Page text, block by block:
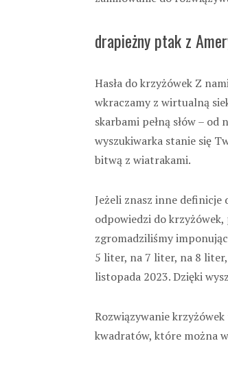
drapieżny ptak z
Hasła do krzyżówek Z
wkraczamy z wirtualną
skarbami pełną słów –
wyszukiwarka stanie się
bitwą z wiatrakami.
Jeżeli znasz inne definicje
odpowiedzi do
zgromadziliśmy
5 liter, na 7 liter, na 8
listopada 2023. Dzięki
Rozwiązywanie
kwadratów, które można